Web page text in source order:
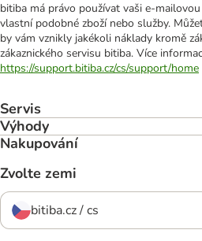
bitiba má právo používat vaši e-
vlastní podobné zboží nebo služby.
by vám vznikly jakékoli náklady kromě
zákaznického servisu bitiba. Více
https://support.bitiba.cz/cs/support/home
Servis
Výhody
Nakupování
Zvolte zemi
bitiba.cz / cs